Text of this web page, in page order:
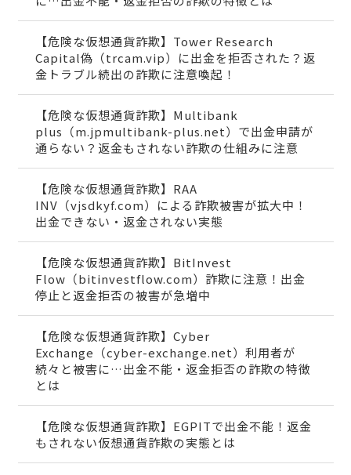
【危険な仮想通貨詐欺】Tower Research
Capital偽（trcam.vip）に出金を拒否された？返
金トラブル続出の詐欺に注意喚起！
【危険な仮想通貨詐欺】Multibank
plus（m.jpmultibank-plus.net）で出金申請が
通らない？返金もされない詐欺の仕組みに注意
【危険な仮想通貨詐欺】RAA
INV（vjsdkyf.com）による詐欺被害が拡大中！
出金できない・返金されない実態
【危険な仮想通貨詐欺】BitInvest
Flow（bitinvestflow.com）詐欺に注意！出金
停止と返金拒否の被害が急増中
【危険な仮想通貨詐欺】Cyber
Exchange（cyber-exchange.net）利用者が
続々と被害に…出金不能・返金拒否の詐欺の特徴
とは
【危険な仮想通貨詐欺】EGPITで出金不能！返金
もされない仮想通貨詐欺の実態とは